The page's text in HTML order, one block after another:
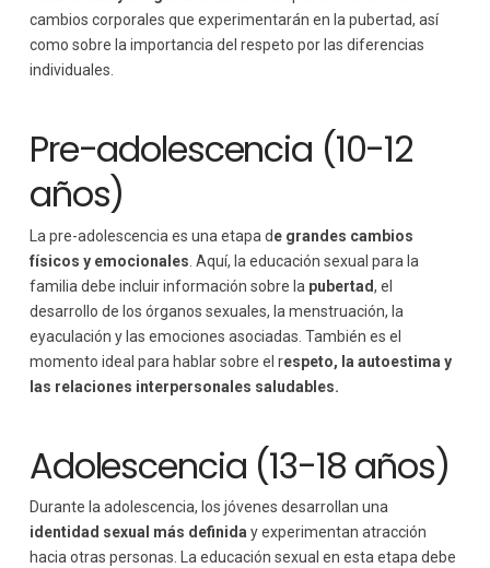
cambios corporales que experimentarán en la pubertad, así
como sobre la importancia del respeto por las diferencias
individuales.
Pre-adolescencia (10-12
años)
La pre-adolescencia es una etapa de grandes cambios
físicos y emocionales . Aquí, la educación sexual para la
familia debe incluir información sobre la pubertad, el
desarrollo de los órganos sexuales, la menstruación, la
eyaculación y las emociones asociadas. También es el
momento ideal para hablar sobre el respeto, la autoestima y
las relaciones interpersonales saludables.
Adolescencia (13-18 años)
Durante la adolescencia, los jóvenes desarrollan una
identidad sexual más definida y experimentan atracción
hacia otras personas. La educación sexual en esta etapa debe